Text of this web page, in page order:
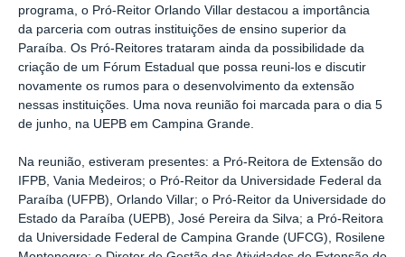
programa, o Pró-Reitor Orlando Villar destacou a importância
da parceria com outras instituições de ensino superior da
Paraíba. Os Pró-Reitores trataram ainda da possibilidade da
criação de um Fórum Estadual que possa reuni-los e discutir
novamente os rumos para o desenvolvimento da extensão
nessas instituições. Uma nova reunião foi marcada para o dia 5
de junho, na UEPB em Campina Grande.
Na reunião, estiveram presentes: a Pró-Reitora de Extensão do
IFPB, Vania Medeiros; o Pró-Reitor da Universidade Federal da
Paraíba (UFPB), Orlando Villar; o Pró-Reitor da Universidade do
Estado da Paraíba (UEPB), José Pereira da Silva; a Pró-Reitora
da Universidade Federal de Campina Grande (UFCG), Rosilene